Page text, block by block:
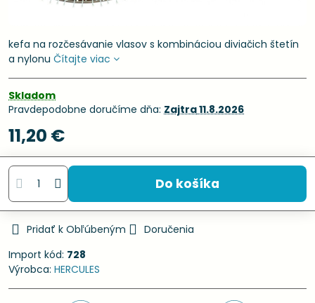
kefa na rozčesávanie vlasov s kombináciou diviačich štetín
a nylonu Čítajte viac
Skladom
Pravdepodobne doručíme dňa: Zajtra11.8.2026
11,20 €
Do košíka
Pridať k Obľúbeným
Doručenia
Import kód: 728
Výrobca: HERCULES